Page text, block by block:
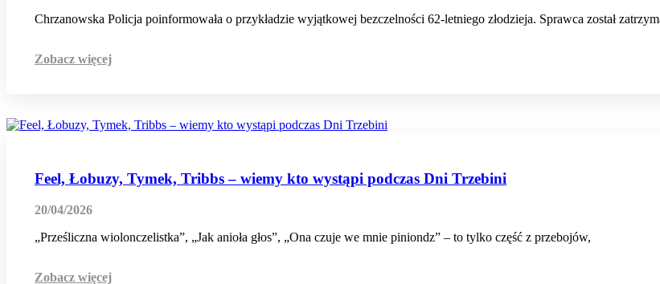
Chrzanowska Policja poinformowała o przykładzie wyjątkowej bezczelności 62-letniego złodzieja. Sprawca został
Zobacz więcej
Feel, Łobuzy, Tymek, Tribbs – wiemy kto wystąpi podczas Dni Trzebini
20/04/2026
„Prześliczna wiolonczelistka”, „Jak anioła głos”, „Ona czuje we mnie piniondz” – to tylko część z przebojów,
Zobacz więcej